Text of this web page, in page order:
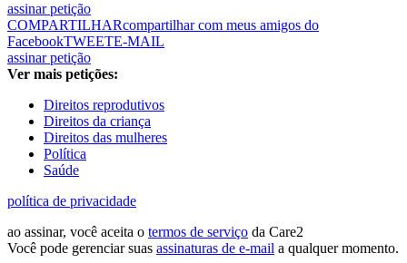
assinar petição
COMPARTILHARcompartilhar com meus amigos do
FacebookTWEETE-MAIL
assinar petição
Ver mais petições:
Direitos reprodutivos
Direitos da criança
Direitos das mulheres
Política
Saúde
política de privacidade
ao assinar, você aceita o termos de serviço da Care2
Você pode gerenciar suas assinaturas de e-mail a qualquer momento.